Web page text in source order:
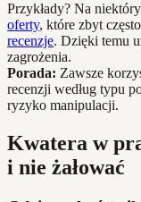
Przykłady? Na
oferty, które zbyt
recenzje. Dzięki temu
zagrożenia.
Porada: Zawsze
recenzji według typu
ryzyko manipulacji.
Kwatera w
i nie żałować